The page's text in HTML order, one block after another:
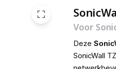
Voor
Deze
SonicWall